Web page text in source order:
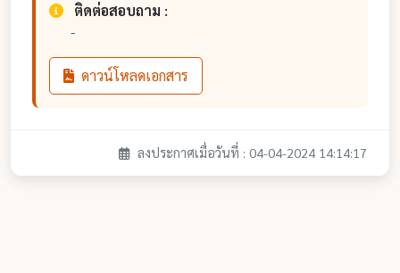
ติดต่อสอบถาม :
-
ดาวน์โหลดเอกสาร
ลงประกาศเมื่อวันที่ : 04-04-2024 14:14:17